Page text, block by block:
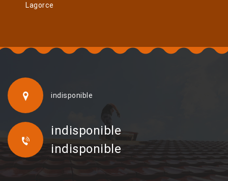
Lagorce
indisponible
indisponible
indisponible